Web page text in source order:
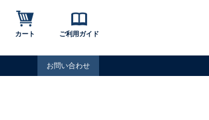
カート ご利用ガイド
お問い合わせ